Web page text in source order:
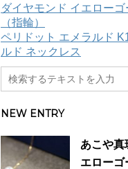
ダイヤモンド イエロー
（指輪）
ペリドット エメラルド
ルド ネックレス
NEW ENTRY
あこや真
エローゴ